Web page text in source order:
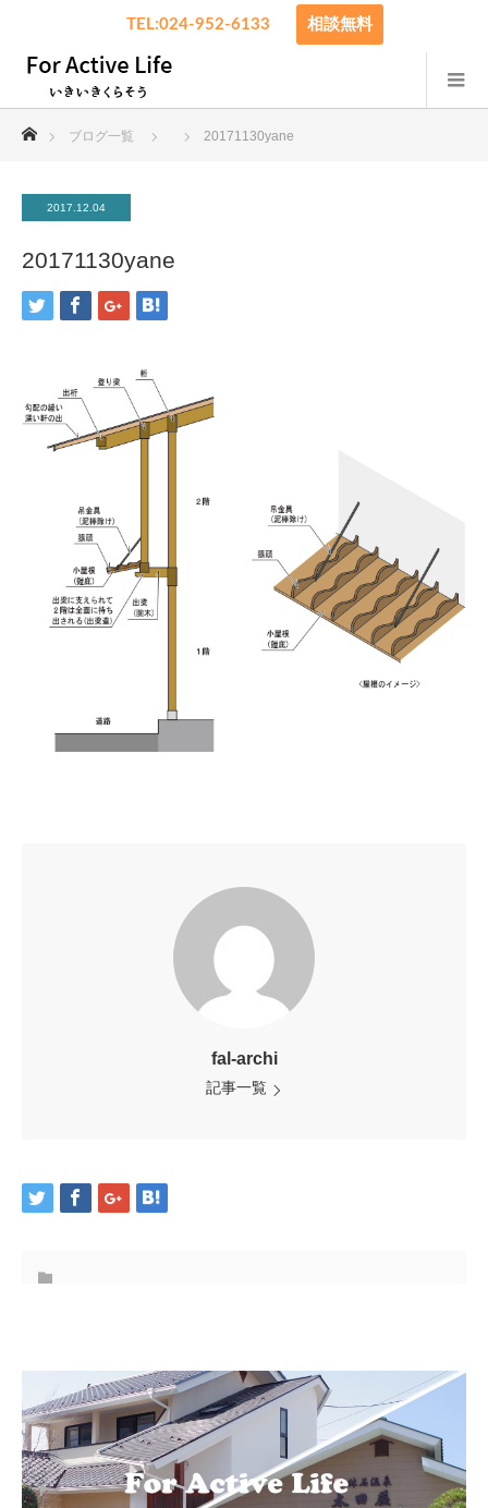
TEL:024-952-6133 相談無料
ブログ一覧 20171130yane
2017.12.04
20171130yane
fal-archi
記事一覧